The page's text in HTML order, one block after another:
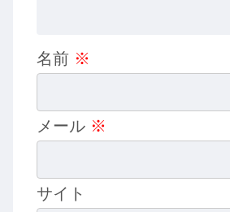
名前 ※
メール ※
サイト